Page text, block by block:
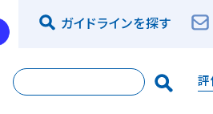
ガイドラインを探す
評